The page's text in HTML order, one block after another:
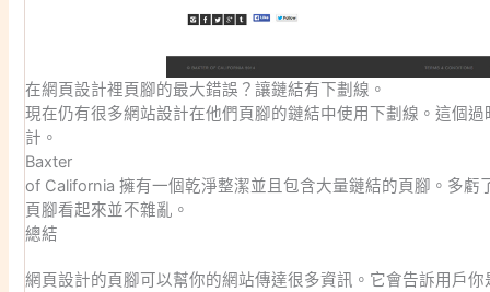
在網頁設計裡頁腳的最大錯誤？讓鏈結有下劃線。
現在仍有很多網站設計在他們頁腳的鏈結中使用下劃線。這個
計。
Baxter
of California 擁有一個乾淨整潔並且包含大量鏈結的頁腳。多虧
頁腳看起來並不雜亂。
總結
網頁設計的頁腳可以幫你的網站傳達很多資訊。它會告訴用戶